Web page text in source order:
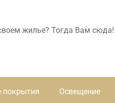
жилье? Тогда Вам сюда!
покрытия Освещение